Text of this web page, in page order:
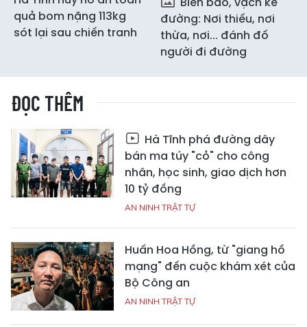
quả bom nặng 113kg
sót lại sau chiến tranh
đường: Nơi thiếu, nơi
thừa, nơi... đánh đố
người đi đường
ĐỌC THÊM
Hà Tĩnh phá đường dây
bán ma túy "cỏ" cho công
nhân, học sinh, giao dịch hơn
10 tỷ đồng
AN NINH TRẬT TỰ
Huấn Hoa Hồng, từ "giang hồ
mạng" đến cuộc khám xét của
Bộ Công an
AN NINH TRẬT TỰ